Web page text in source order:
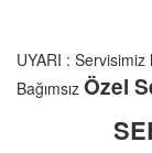
UYARI :
Bağımsız Özel